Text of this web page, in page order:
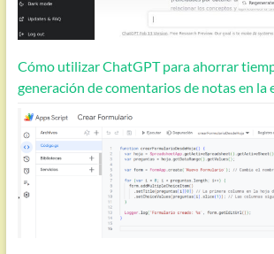
Cómo utilizar ChatGPT para ahorrar
generación de comentarios de notas en la